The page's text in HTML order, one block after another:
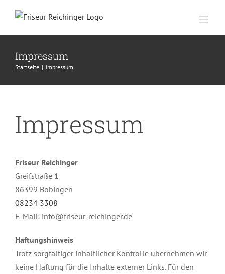
Inhalt
springen
Impressum
Startseite | Impressum
Impressum
Friseur Reichinger
Greifstraße 1
86399 Bobingen
08234 3308
E-Mail: info@friseur-reichinger.de
Haftungshinweis
Trotz sorgfältiger inhaltlicher Kontrolle übernehmen wir
keine Haftung für die Inhalte externer Links. Für den